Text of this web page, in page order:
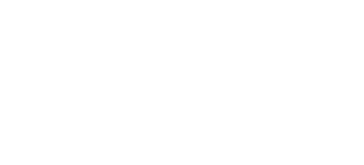
Tarot von Königsfurt Urania